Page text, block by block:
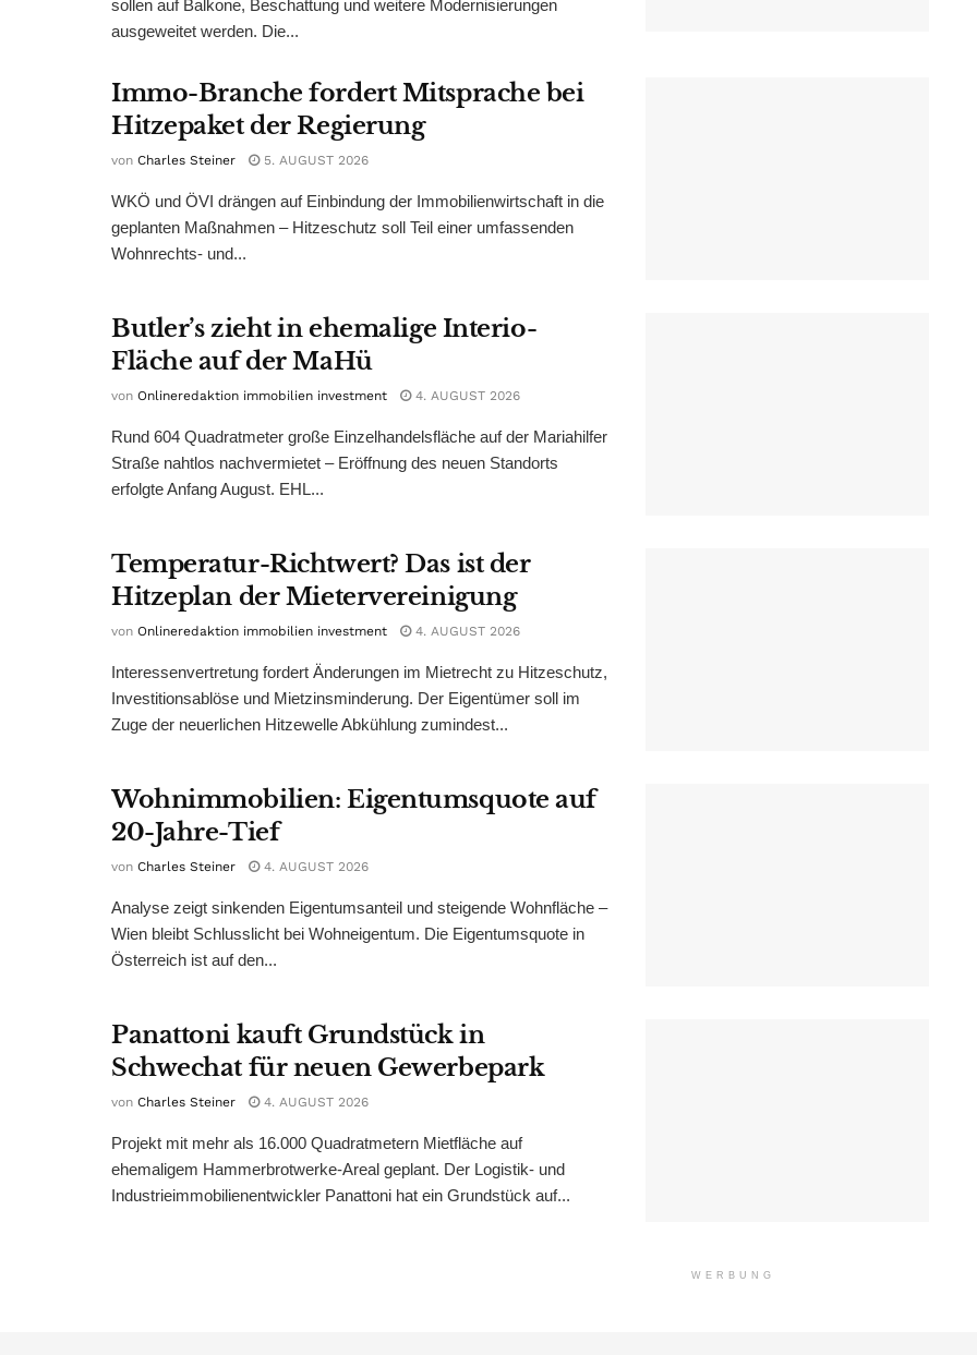
sollen auf Balkone, Beschattung und weitere Modernisierungen
ausgeweitet werden. Die...
Immo-Branche fordert Mitsprache bei
Hitzepaket der Regierung
von Charles Steiner 5. AUGUST 2026
WKÖ und ÖVI drängen auf Einbindung der Immobilienwirtschaft in die
geplanten Maßnahmen – Hitzeschutz soll Teil einer umfassenden
Wohnrechts- und...
Butler’s zieht in ehemalige Interio-
Fläche auf der MaHü
von Onlineredaktion immobilien investment 4. AUGUST 2026
Rund 604 Quadratmeter große Einzelhandelsfläche auf der Mariahilfer
Straße nahtlos nachvermietet – Eröffnung des neuen Standorts
erfolgte Anfang August. EHL...
Temperatur-Richtwert? Das ist der
Hitzeplan der Mietervereinigung
von Onlineredaktion immobilien investment 4. AUGUST 2026
Interessenvertretung fordert Änderungen im Mietrecht zu Hitzeschutz,
Investitionsablöse und Mietzinsminderung. Der Eigentümer soll im
Zuge der neuerlichen Hitzewelle Abkühlung zumindest...
Wohnimmobilien: Eigentumsquote auf
20-Jahre-Tief
von Charles Steiner 4. AUGUST 2026
Analyse zeigt sinkenden Eigentumsanteil und steigende Wohnfläche –
Wien bleibt Schlusslicht bei Wohneigentum. Die Eigentumsquote in
Österreich ist auf den...
Panattoni kauft Grundstück in
Schwechat für neuen Gewerbepark
von Charles Steiner 4. AUGUST 2026
Projekt mit mehr als 16.000 Quadratmetern Mietfläche auf
ehemaligem Hammerbrotwerke-Areal geplant. Der Logistik- und
Industrieimmobilienentwickler Panattoni hat ein Grundstück auf...
WERBUNG